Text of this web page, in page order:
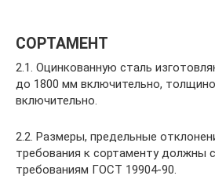
СОРТАМЕНТ
2.1. Оцинкованную сталь
до 1800 мм включительно,
включительно.
2.2. Размеры, предельные
требования к сортаменту должны
требованиям ГОСТ 19904-90.